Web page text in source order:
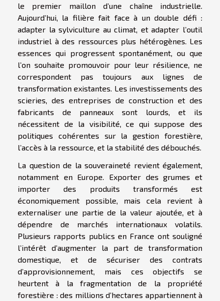
le premier maillon d’une chaîne industrielle.
Aujourd’hui, la filière fait face à un double défi :
adapter la sylviculture au climat, et adapter l’outil
industriel à des ressources plus hétérogènes. Les
essences qui progressent spontanément, ou que
l’on souhaite promouvoir pour leur résilience, ne
correspondent pas toujours aux lignes de
transformation existantes. Les investissements des
scieries, des entreprises de construction et des
fabricants de panneaux sont lourds, et ils
nécessitent de la visibilité, ce qui suppose des
politiques cohérentes sur la gestion forestière,
l’accès à la ressource, et la stabilité des débouchés.
La question de la souveraineté revient également,
notamment en Europe. Exporter des grumes et
importer des produits transformés est
économiquement possible, mais cela revient à
externaliser une partie de la valeur ajoutée, et à
dépendre de marchés internationaux volatils.
Plusieurs rapports publics en France ont souligné
l’intérêt d’augmenter la part de transformation
domestique, et de sécuriser des contrats
d’approvisionnement, mais ces objectifs se
heurtent à la fragmentation de la propriété
forestière : des millions d’hectares appartiennent à